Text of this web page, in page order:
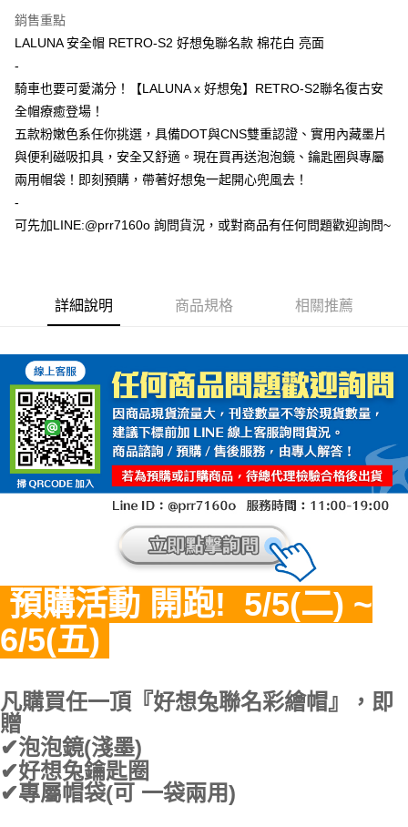
7-11取貨付款(安全帽一頂以上請選宅配)
每筆NT$60，滿NT$1,000(含以上)免運費
每筆NT$100，滿NT$1,000(含以上)免運費
銷售重點
LALUNA 安全帽 RETRO-S2 好想兔聯名款 棉花白 亮面
-
騎車也要可愛滿分！【LALUNA x 好想兔】RETRO-S2聯名復古安
全帽療癒登場！
五款粉嫩色系任你挑選，具備DOT與CNS雙重認證、實用內藏墨片
與便利磁吸扣具，安全又舒適。現在買再送泡泡鏡、鑰匙圈與專屬
兩用帽袋！即刻預購，帶著好想兔一起開心兜風去！
-
可先加LINE:@prr7160o 詢問貨況，或對商品有任何問題歡迎詢問~
詳細說明 商品規格 相關推薦
預購活動 開跑! 5/5(二) ~
6/5(五)
凡購買任一頂『好想兔聯名彩繪帽』，即
贈
✔泡泡鏡(淺墨)
✔好想兔鑰匙圈
✔專屬帽袋(可 一袋兩用)